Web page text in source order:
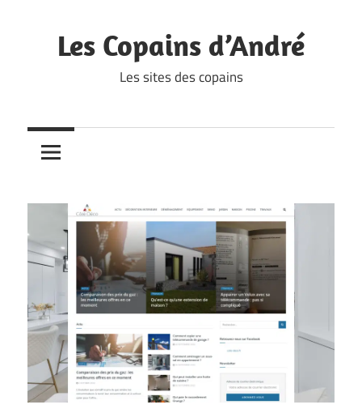
contentLes Copains d’André
Les sites des copains